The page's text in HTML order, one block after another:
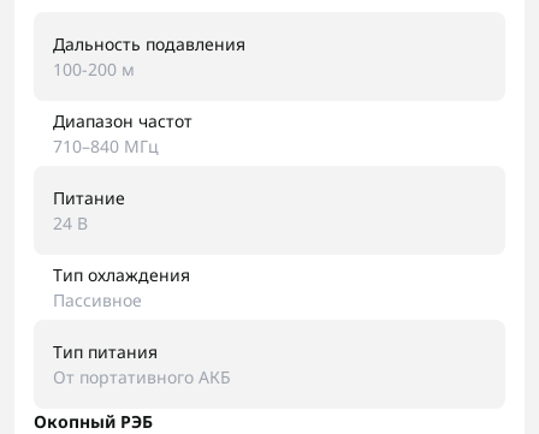
Дальность подавления
100-200 м
Диапазон частот
710–840 МГц
Питание
24 В
Тип охлаждения
Пассивное
Тип питания
От портативного АКБ
Окопный РЭБ